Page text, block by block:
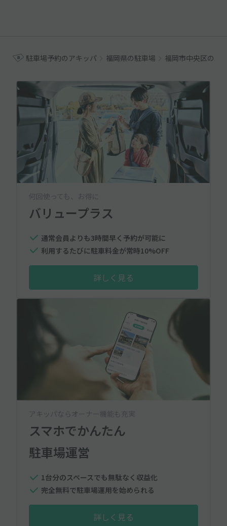
駐車場予約のアキッパ 福岡県の駐車場 福岡市中央区の駐
何回使っても、お得に
バリュープラス
通常会員よりも3時間早く予約が可能に
利用するたびに駐車料金が常時10%OFF
詳しく見る
アキッパならオーナー機能も充実
スマホでかんたん
駐車場運営
1台分のスペースでも無駄なく収益化
完全無料で駐車場運用を始められる
詳しく見る